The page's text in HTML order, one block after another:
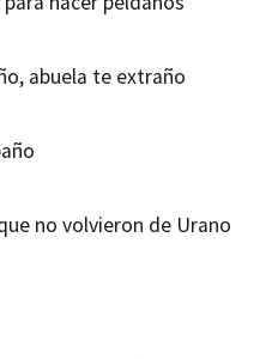
abuela te extraño
no volvieron de Urano